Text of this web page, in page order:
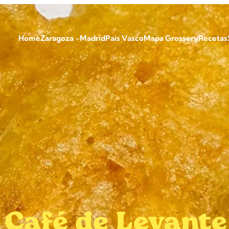
HomeZaragoza MadridPaís VascoMapa GrosseryRecetas
de